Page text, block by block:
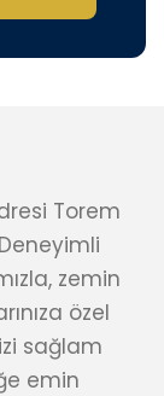
Torem
zemin
özel
sağlam
emin